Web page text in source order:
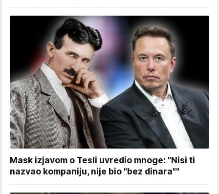
Mask izjavom o Tesli uvredio mnoge: "Nisi ti
nazvao kompaniju, nije bio "bez dinara""